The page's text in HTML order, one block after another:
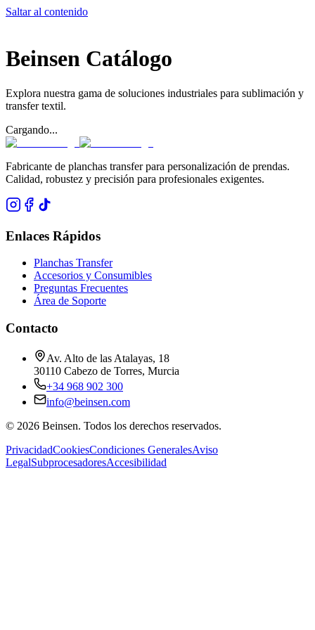
Saltar al contenido
Beinsen Catálogo
Explora nuestra gama de soluciones industriales para sublimación y
transfer textil.
Cargando...
Fabricante de planchas transfer para personalización de prendas.
Calidad, robustez y precisión para profesionales exigentes.
Enlaces Rápidos
Planchas Transfer
Accesorios y Consumibles
Preguntas Frecuentes
Área de Soporte
Contacto
Av. Alto de las Atalayas, 18
30110 Cabezo de Torres, Murcia
+34 968 902 300
info@beinsen.com
© 2026 Beinsen. Todos los derechos reservados.
PrivacidadCookiesCondiciones GeneralesAviso
LegalSubprocesadoresAccesibilidad